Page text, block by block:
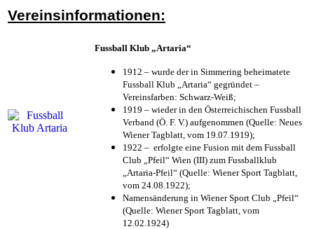
Vereinsinformationen:
Fussball Klub „Artaria“
1912 – wurde der in Simmering beheimatete
Fussball Klub „Artaria“ gegründet –
Vereinsfarben: Schwarz-Weiß;
1919 – wieder in den Österreichischen Fussball
Verband (Ö. F. V.) aufgenommen (Quelle: Neues
Wiener Tagblatt, vom 19.07.1919);
1922 – erfolgte eine Fusion mit dem Fussball
Club „Pfeil“ Wien (III) zum Fussballklub
„Artaria-Pfeil“ (Quelle: Wiener Sport Tagblatt,
vom 24.08.1922);
Namensänderung in Wiener Sport Club „Pfeil“
(Quelle: Wiener Sport Tagblatt, vom
12.02.1924)